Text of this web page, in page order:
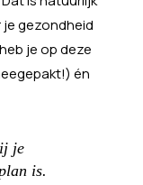
gezondheid
je op deze
én
je
is.